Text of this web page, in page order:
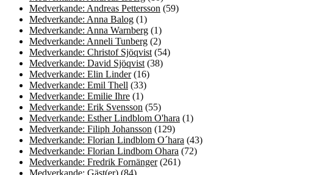
Medverkande: Andreas Pettersson (59)
Medverkande: Anna Balog (1)
Medverkande: Anna Warnberg (1)
Medverkande: Anneli Tunberg (2)
Medverkande: Christof Sjöqvist (54)
Medverkande: David Sjöqvist (38)
Medverkande: Elin Linder(16)
Medverkande: Emil Thell (33)
Medverkande: Emilie Ihre (1)
Medverkande: Erik Svensson (55)
Medverkande: Esther Lindblom O'hara (1)
Medverkande: Filiph Johansson (129)
Medverkande: Florian Lindblom O´hara (43)
Medverkande: Florian Lindbom Ohara (72)
Medverkande: Fredrik Fornänger(261)
Medverkande: Gäst(er) (84)